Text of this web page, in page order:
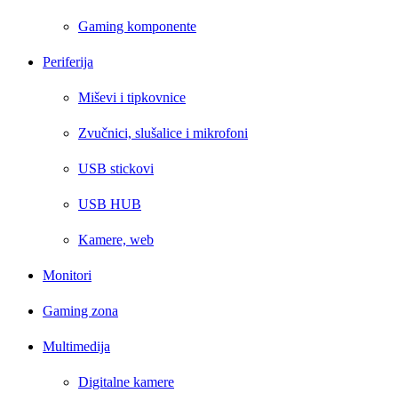
Gaming komponente
Periferija
Miševi i tipkovnice
Zvučnici, slušalice i mikrofoni
USB stickovi
USB HUB
Kamere, web
Monitori
Gaming zona
Multimedija
Digitalne kamere